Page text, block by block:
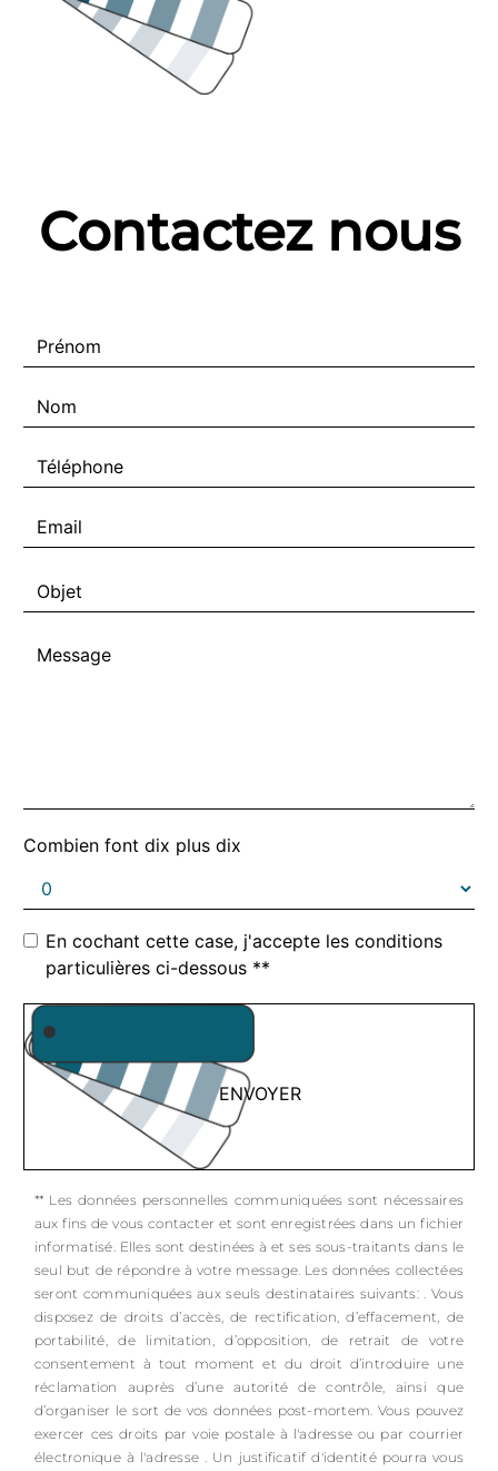
Contactez nous
Combien font dix plus dix
En cochant cette case, j'accepte les conditions
particulières ci-dessous **
ENVOYER
** Les données personnelles communiquées sont nécessaires
aux fins de vous contacter et sont enregistrées dans un fichier
informatisé. Elles sont destinées à et ses sous-traitants dans le
seul but de répondre à votre message. Les données collectées
seront communiquées aux seuls destinataires suivants: . Vous
disposez de droits d’accès, de rectification, d’effacement, de
portabilité, de limitation, d’opposition, de retrait de votre
consentement à tout moment et du droit d’introduire une
réclamation auprès d’une autorité de contrôle, ainsi que
d’organiser le sort de vos données post-mortem. Vous pouvez
exercer ces droits par voie postale à l'adresse ou par courrier
électronique à l'adresse . Un justificatif d'identité pourra vous